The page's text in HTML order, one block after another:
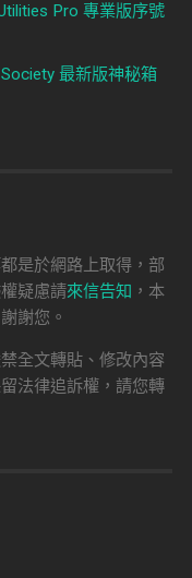
Pro 專業版序號
最新版神秘箱
是於網路上取得，部
疑慮請來信告知 ，本
謝您。
全文轉貼、修改內容
法律追訴權，請您轉